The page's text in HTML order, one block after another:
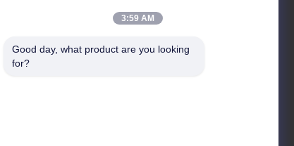
우리 주소
3:59 AM
Good day, what product are you looking
for?